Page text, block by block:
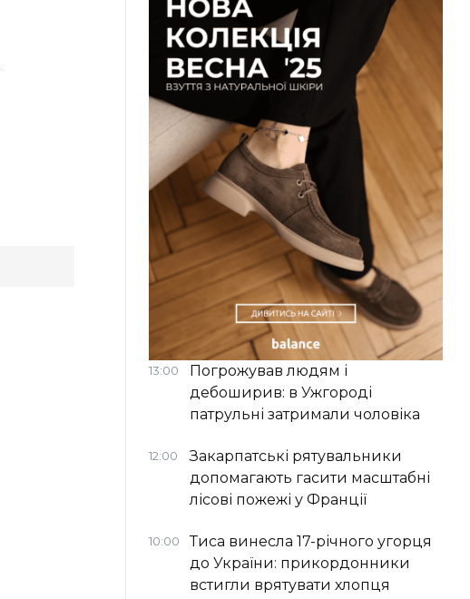
13:00
Погрожував людям і
дебоширив: в Ужгороді
патрульні затримали чоловіка
12:00
Закарпатські рятувальники
допомагають гасити масштабні
лісові пожежі у Франції
10:00
Тиса винесла 17-річного угорця
до України: прикордонники
встигли врятувати хлопця